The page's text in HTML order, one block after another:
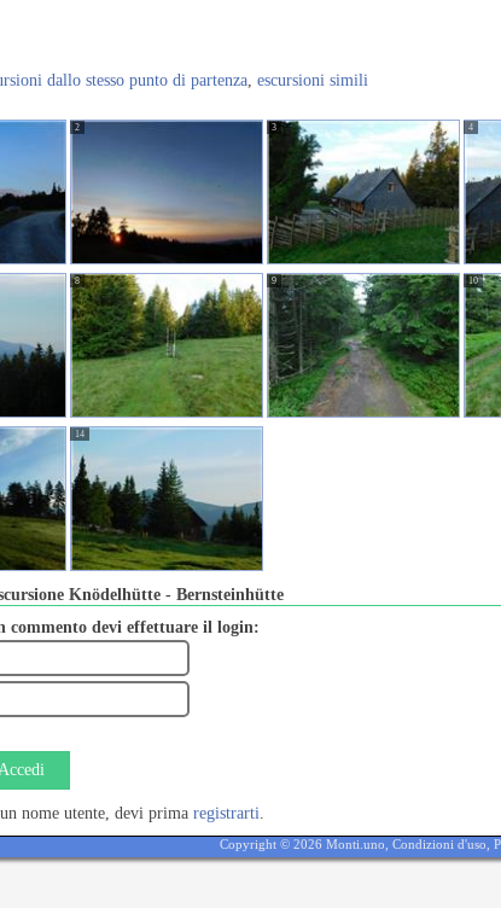
dallo stesso punto di partenza, escursioni simili
2 3 4
8 9 10
14
Knödelhütte - Bernsteinhütte
commento devi effettuare il login:
nome utente, devi prima registrarti.
Copyright © 2026 Monti.uno, Condizioni d'uso